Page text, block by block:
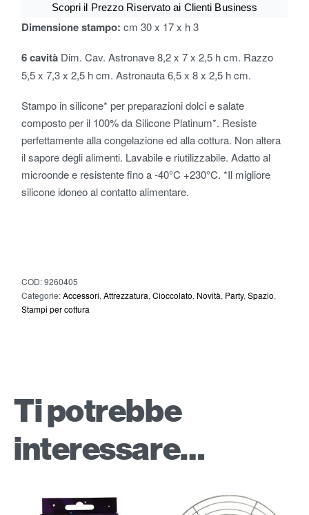
Scopri il Prezzo Riservato ai Clienti Business
Dimensione stampo: cm 30 x 17 x h 3
6 cavità Dim. Cav. Astronave 8,2 x 7 x 2,5 h cm. Razzo
5,5 x 7,3 x 2,5 h cm. Astronauta 6,5 x 8 x 2,5 h cm.
Stampo in silicone* per preparazioni dolci e salate
composto per il 100% da Silicone Platinum*. Resiste
perfettamente alla congelazione ed alla cottura. Non altera
il sapore degli alimenti. Lavabile e riutilizzabile. Adatto al
microonde e resistente fino a -40°C +230°C. *Il migliore
silicone idoneo al contatto alimentare.
COD:9260405
Categorie:Accessori,Attrezzatura,Cioccolato, Novità, Party,Spazio,
Stampi per cottura
Ti potrebbe
interessare…